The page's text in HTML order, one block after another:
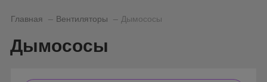
Главная Вентиляторы Дымососы
Дымососы